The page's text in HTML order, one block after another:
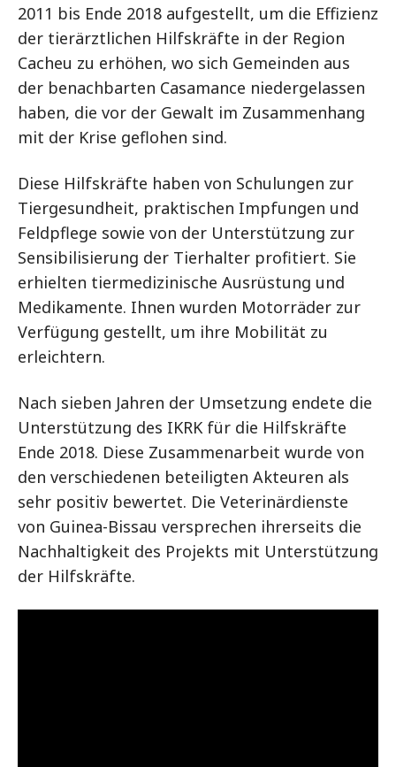
2011 bis Ende 2018 aufgestellt, um die Effizienz
der tierärztlichen Hilfskräfte in der Region
Cacheu zu erhöhen, wo sich Gemeinden aus
der benachbarten Casamance niedergelassen
haben, die vor der Gewalt im Zusammenhang
mit der Krise geflohen sind.
Diese Hilfskräfte haben von Schulungen zur
Tiergesundheit, praktischen Impfungen und
Feldpflege sowie von der Unterstützung zur
Sensibilisierung der Tierhalter profitiert. Sie
erhielten tiermedizinische Ausrüstung und
Medikamente. Ihnen wurden Motorräder zur
Verfügung gestellt, um ihre Mobilität zu
erleichtern.
Nach sieben Jahren der Umsetzung endete die
Unterstützung des IKRK für die Hilfskräfte
Ende 2018. Diese Zusammenarbeit wurde von
den verschiedenen beteiligten Akteuren als
sehr positiv bewertet. Die Veterinärdienste
von Guinea-Bissau versprechen ihrerseits die
Nachhaltigkeit des Projekts mit Unterstützung
der Hilfskräfte.